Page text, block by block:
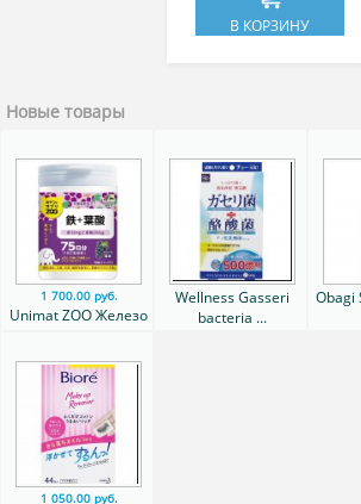
В КОРЗИНУ
Новые товары
1 700.00 руб.
Unimat ZOO Железо
Wellness Gasseri
bacteria ...
Obagi
1 050.00 руб.